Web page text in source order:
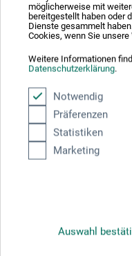
möglicherweise mit
bereitgestellt haben oder
Dienste gesammelt
Cookies, wenn Sie
Weitere Informationen
Datenschutzerklärung.
Notwendig
Präferenzen
Statistiken
Marketing
Auswahl
Enthält Gemisch aus:
3-one und 2-Methyl-